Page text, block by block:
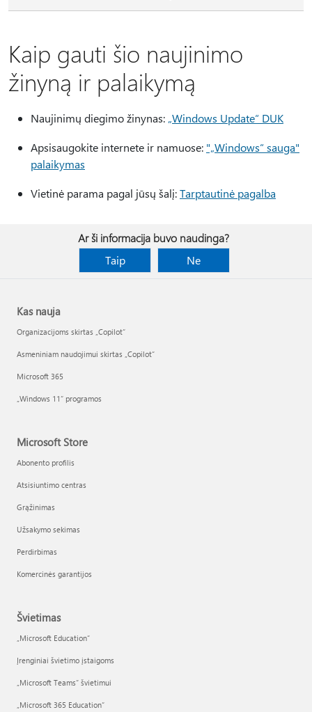
Kaip gauti šio naujinimo
žinyną ir palaikymą
Naujinimų diegimo žinynas: „Windows Update“ DUK
Apsisaugokite internete ir namuose: "„Windows“ sauga"
palaikymas
Vietinė parama pagal jūsų šalį:Tarptautinė pagalba
Ar ši informacija buvo naudinga?
Taip
Ne
Kas nauja
Organizacijoms skirtas „Copilot“
Asmeniniam naudojimui skirtas „Copilot“
Microsoft 365
„Windows 11“ programos
Microsoft Store
Abonento profilis
Atsisiuntimo centras
Grąžinimas
Užsakymo sekimas
Perdirbimas
Komercinės garantijos
Švietimas
„Microsoft Education“
Įrenginiai švietimo įstaigoms
„Microsoft Teams“ švietimui
„Microsoft 365 Education“